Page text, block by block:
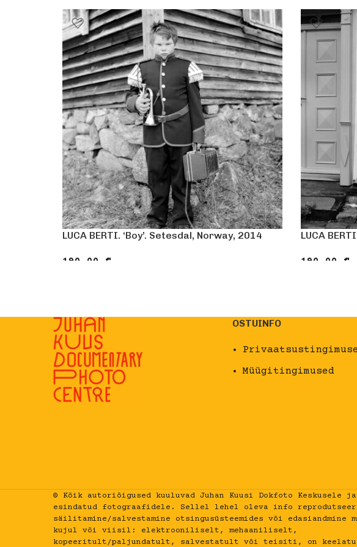
LUCA BERTI. ‘Boy’. Setesdal, Norway, 2014
190.00 €
LUCA
190.00 €
OSTUINFO
Müügitingimused
© Kõik autoriõigused kuuluvad Juhan Kuusi Dokfoto Keskusele
esindatud fotograafidele. Sellel lehel oleva info
säilitamine/salvestamine otsingusüsteemides või edasiandmine
kujul või viisil: elektrooniliselt, mehaaniliselt,
kopeeritult/paljundatult, salvestatult või teisiti, on